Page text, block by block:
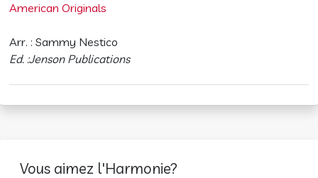
American Originals
Arr. : Sammy Nestico
Ed. :Jenson Publications
Vous aimez l'Harmonie?